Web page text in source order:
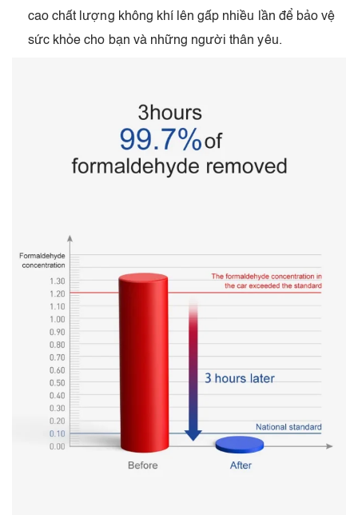
cao chất lượng không khí lên gấp nhiều lần để bảo vệ
sức khỏe cho bạn và những người thân yêu.